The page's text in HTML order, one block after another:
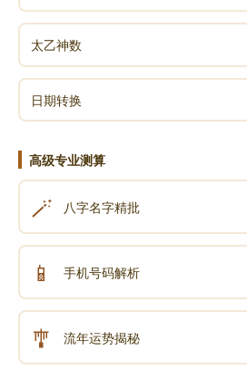
修饰垣墙：指装饰城墙，房屋
屋结构等
整手足甲：初生婴儿第一次修
旧万年历
祭祀：指祠堂祖厅祖坟的祭祀
或寺庙等事。
祈福：祈求神明降福或设醮还
塑像：寺庙的绘画或雕刻神像
太乙神数
日期转换
高级专业测算
🪄 八字名字精批
📱 手机号码解析
🎐 流年运势揭秘